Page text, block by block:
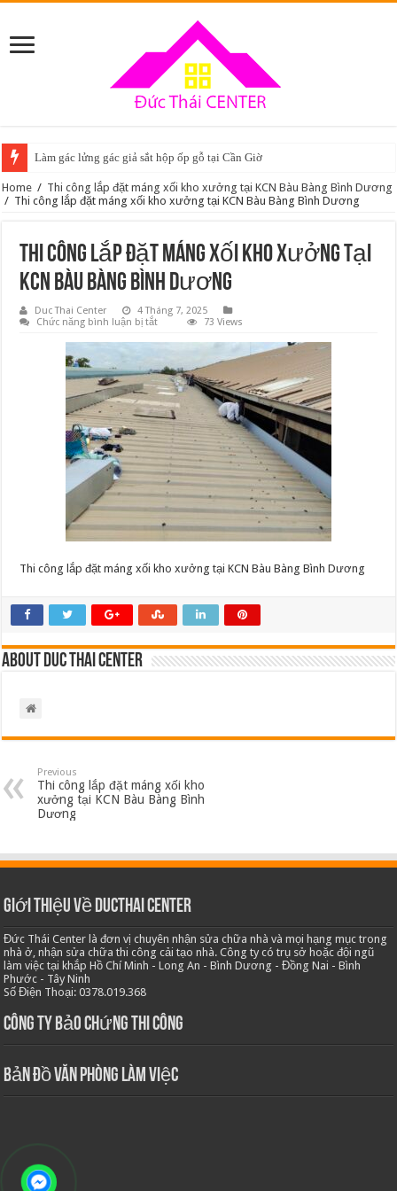
Làm gác lửng gác giả sắt hộp ốp gỗ tại Cần Giờ
Home / Thi công lắp đặt máng xối kho xưởng tại KCN Bàu Bàng Bình Dương
/ Thi công lắp đặt máng xối kho xưởng tại KCN Bàu Bàng Bình Dương
Thi công lắp đặt máng xối kho xưởng tại
KCN Bàu Bàng Bình Dương
Duc Thai Center
4 Tháng 7, 2025
Chức năng bình luận bị tắtở
công
đặt
máng
xối
kho
xưởng
tại
KCN
Bàu
Bàng
Bình
Dương
73 Views
Thi công lắp đặt máng xối kho xưởng tại KCN Bàu Bàng Bình Dương
About Duc Thai Center
Previous
Thi công lắp đặt máng xối kho
xưởng tại KCN Bàu Bàng Bình
Dương
Giới thiệu về Ducthai Center
Đức Thái Center là đơn vị chuyên nhận sửa chữa nhà và mọi hạng mục trong
nhà ở, nhận sửa chữa thi công cải tạo nhà. Công ty có trụ sở hoặc đội ngũ
làm việc tại khắp Hồ Chí Minh - Long An - Bình Dương - Đồng Nai - Bình
Phước - Tây Ninh
Số Điện Thoại: 0378.019.368
Công ty bảo chứng thi công
Bản Đồ Văn Phòng Làm Việc